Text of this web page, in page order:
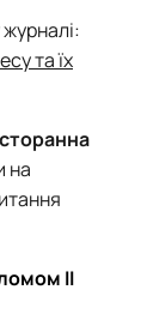
та їх
на
II